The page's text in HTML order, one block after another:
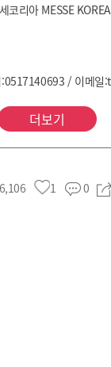
코리아 MESSE KOREA
더보기
6,106 1 0